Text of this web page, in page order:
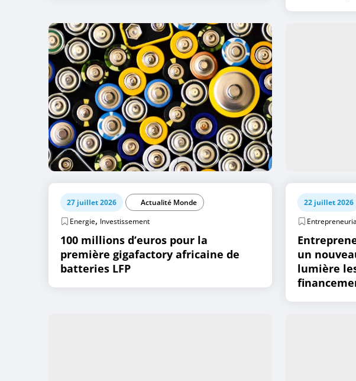
27 juillet 2026
Actualité Monde
Energie, Investissement
100 millions d’euros pour la
première gigafactory africaine de
batteries LFP
22 juillet 2026
un
lumière